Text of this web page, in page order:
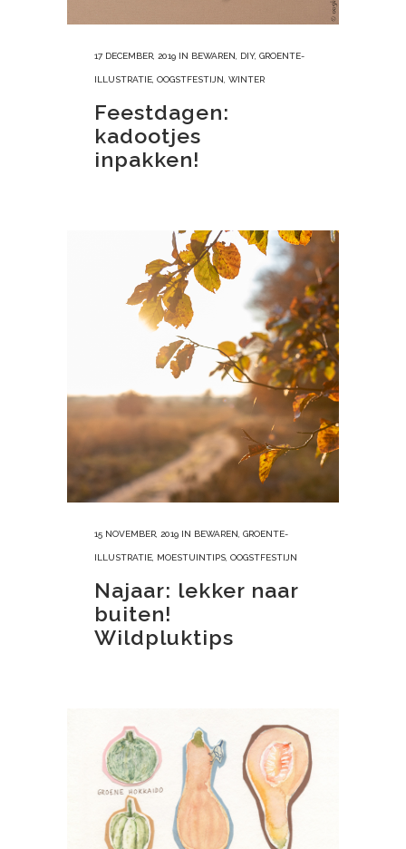
17 DECEMBER, 2019 IN BEWAREN DIY, GROENTE-
ILLUSTRATIE OOGSTFESTIJN WINTER
Feestdagen:
kadootjes
inpakken!
15 NOVEMBER, 2019 IN BEWAREN GROENTE-
ILLUSTRATIE MOESTUINTIPS OOGSTFESTIJN
Najaar: lekker naar
buiten!
Wildpluktips